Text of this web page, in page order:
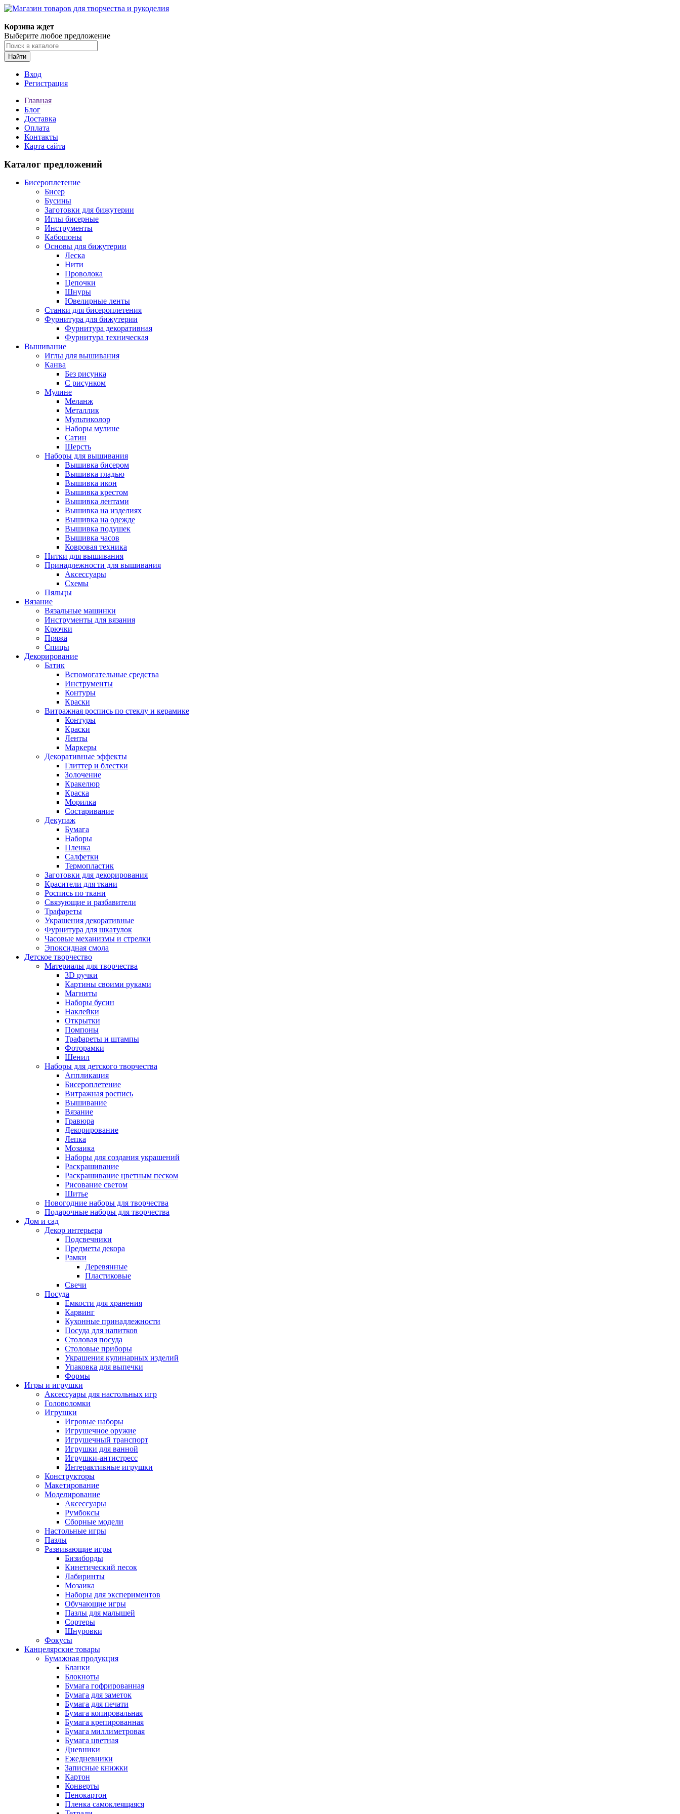
Корзина ждет
Выберите любое предложение
Найти
Вход
Регистрация
Главная
Блог
Доставка
Оплата
Контакты
Карта сайта
Каталог предложений
Бисероплетение
Бисер
Бусины
Заготовки для бижутерии
Иглы бисерные
Инструменты
Кабошоны
Основы для бижутерии
Леска
Нити
Проволока
Цепочки
Шнуры
Ювелирные ленты
Станки для бисероплетения
Фурнитура для бижутерии
Фурнитура декоративная
Фурнитура техническая
Вышивание
Иглы для вышивания
Канва
Без рисунка
С рисунком
Мулине
Меланж
Металлик
Мультиколор
Наборы мулине
Сатин
Шерсть
Наборы для вышивания
Вышивка бисером
Вышивка гладью
Вышивка икон
Вышивка крестом
Вышивка лентами
Вышивка на изделиях
Вышивка на одежде
Вышивка подушек
Вышивка часов
Ковровая техника
Нитки для вышивания
Принадлежности для вышивания
Аксессуары
Схемы
Пяльцы
Вязание
Вязальные машинки
Инструменты для вязания
Крючки
Пряжа
Спицы
Декорирование
Батик
Вспомогательные средства
Инструменты
Контуры
Краски
Витражная роспись по стеклу и керамике
Контуры
Краски
Ленты
Маркеры
Декоративные эффекты
Глиттер и блестки
Золочение
Кракелюр
Краска
Морилка
Состаривание
Декупаж
Бумага
Наборы
Пленка
Салфетки
Термопластик
Заготовки для декорирования
Красители для ткани
Роспись по ткани
Связующие и разбавители
Трафареты
Украшения декоративные
Фурнитура для шкатулок
Часовые механизмы и стрелки
Эпоксидная смола
Детское творчество
Материалы для творчества
3D ручки
Картины своими руками
Магниты
Наборы бусин
Наклейки
Открытки
Помпоны
Трафареты и штампы
Фоторамки
Шенил
Наборы для детского творчества
Аппликация
Бисероплетение
Витражная роспись
Вышивание
Вязание
Гравюра
Декорирование
Лепка
Мозаика
Наборы для создания украшений
Раскрашивание
Раскрашивание цветным песком
Рисование светом
Шитье
Новогодние наборы для творчества
Подарочные наборы для творчества
Дом и сад
Декор интерьера
Подсвечники
Предметы декора
Рамки
Деревянные
Пластиковые
Свечи
Посуда
Емкости для хранения
Карвинг
Кухонные принадлежности
Посуда для напитков
Столовая посуда
Столовые приборы
Украшения кулинарных изделий
Упаковка для выпечки
Формы
Игры и игрушки
Аксессуары для настольных игр
Головоломки
Игрушки
Игровые наборы
Игрушечное оружие
Игрушечный транспорт
Игрушки для ванной
Игрушки-антистресс
Интерактивные игрушки
Конструкторы
Макетирование
Моделирование
Аксессуары
Румбоксы
Сборные модели
Настольные игры
Пазлы
Развивающие игры
Бизиборды
Кинетический песок
Лабиринты
Мозаика
Наборы для экспериментов
Обучающие игры
Пазлы для малышей
Сортеры
Шнуровки
Фокусы
Канцелярские товары
Бумажная продукция
Бланки
Блокноты
Бумага гофрированная
Бумага для заметок
Бумага для печати
Бумага копировальная
Бумага крепированная
Бумага миллиметровая
Бумага цветная
Дневники
Ежедневники
Записные книжки
Картон
Конверты
Пенокартон
Пленка самоклеящаяся